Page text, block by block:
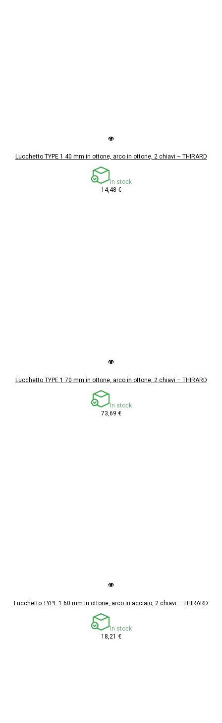
Lucchetto TYPE 1 40 mm in ottone, arco in ottone, 2 chiavi – THIRARD
In stock
14,48 €
Lucchetto TYPE 1 70 mm in ottone, arco in ottone, 2 chiavi – THIRARD
In stock
73,69 €
Lucchetto TYPE 1 60 mm in ottone, arco in acciaio, 2 chiavi – THIRARD
In stock
18,21 €